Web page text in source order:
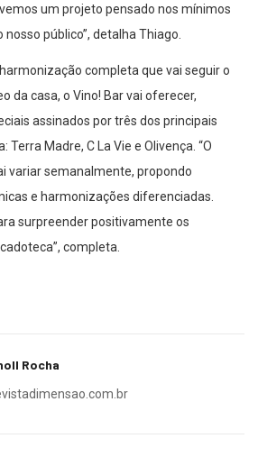
um projeto pensado nos mínimos
público”, detalha Thiago.
completa que vai seguir o
da casa, o Vino! Bar vai oferecer,
assinados por três dos principais
Madre, C La Vie e Olivença. “O
variar semanalmente, propondo
e harmonizações diferenciadas.
surpreender positivamente os
completa.
Rocha